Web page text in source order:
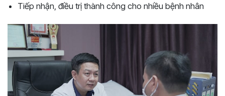
Tiếp nhận, điều trị thành công cho nhiều bệnh nhân